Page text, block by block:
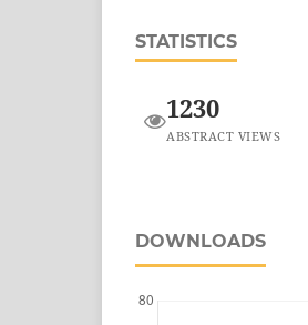
STATISTICS
1230
ABSTRACT VIEWS
DOWNLOADS